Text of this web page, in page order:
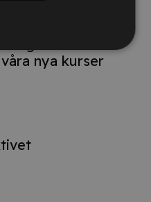
öppnar för
nya kurser